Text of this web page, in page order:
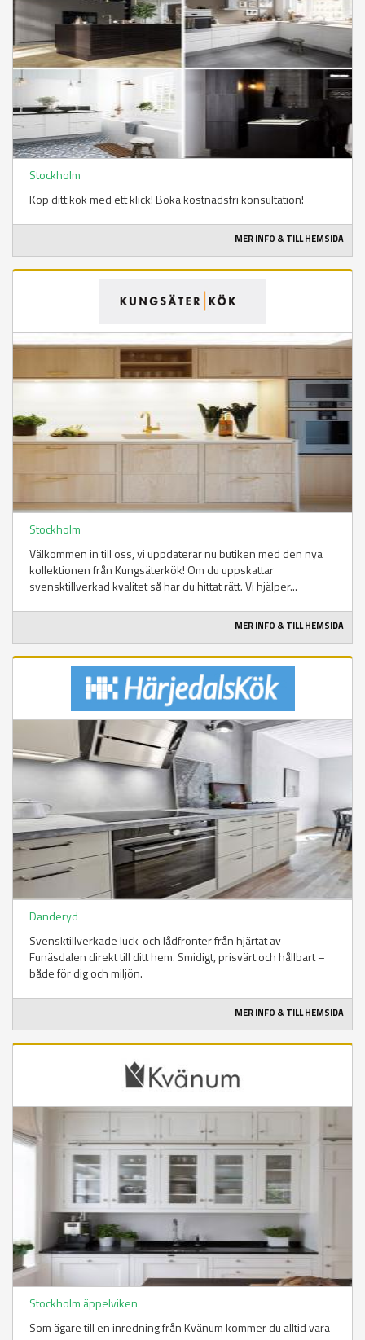
Stockholm
Köp ditt kök med ett klick! Boka kostnadsfri konsultation!
MER INFO & TILL HEMSIDA
Stockholm
Välkommen in till oss, vi uppdaterar nu butiken med den nya
kollektionen från Kungsäterkök! Om du uppskattar
svensktillverkad kvalitet så har du hittat rätt. Vi hjälper...
MER INFO & TILL HEMSIDA
Danderyd
Svensktillverkade luck-och lådfronter från hjärtat av
Funäsdalen direkt till ditt hem. Smidigt, prisvärt och hållbart –
både för dig och miljön.
MER INFO & TILL HEMSIDA
Stockholm äppelviken
Som ägare till en inredning från Kvänum kommer du alltid vara